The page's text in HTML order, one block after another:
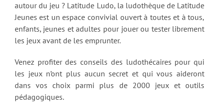
autour du jeu ? Latitude Ludo, la ludothèque de Latitude
Jeunes est un espace convivial ouvert à toutes et à tous,
enfants, jeunes et adultes pour jouer ou tester librement
les jeux avant de les emprunter.
Venez profiter des conseils des ludothécaires pour qui
les jeux n’ont plus aucun secret et qui vous aideront
dans vos choix parmi plus de 2000 jeux et outils
pédagogiques.